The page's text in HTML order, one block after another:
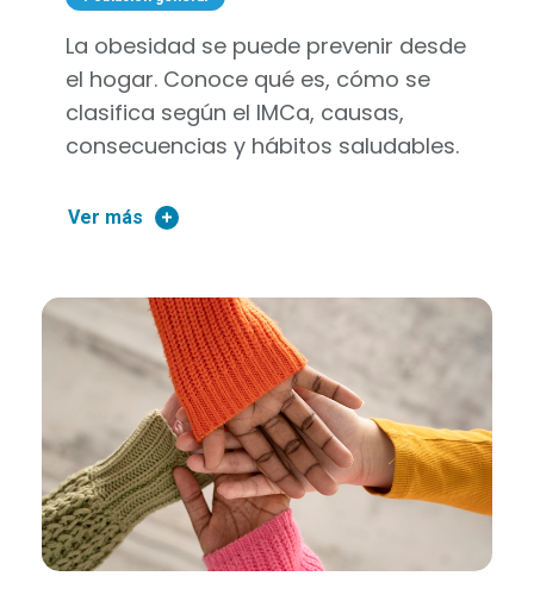
La obesidad se puede prevenir desde
el hogar. Conoce qué es, cómo se
clasifica según el IMCa, causas,
consecuencias y hábitos saludables.
Ver más